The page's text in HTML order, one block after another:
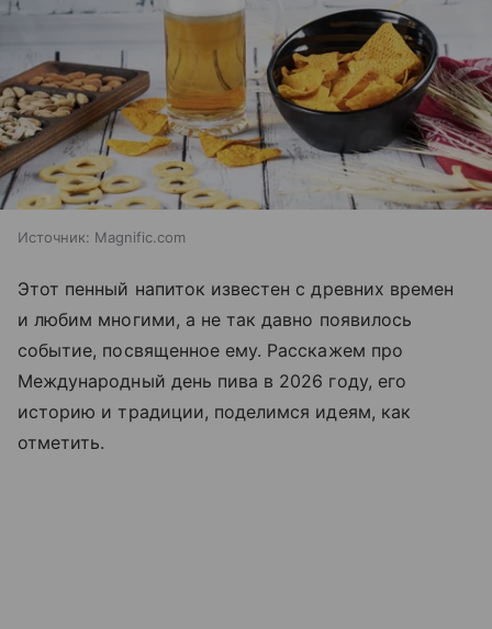
Источник: Magnific.com
Этот пенный напиток известен с древних времен
и любим многими, а не так давно появилось
событие, посвященное ему. Расскажем про
Международный день пива в 2026 году, его
историю и традиции, поделимся идеям, как
отметить.